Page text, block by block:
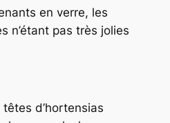
en verre, les
n’étant pas très jolies
d’hortensias